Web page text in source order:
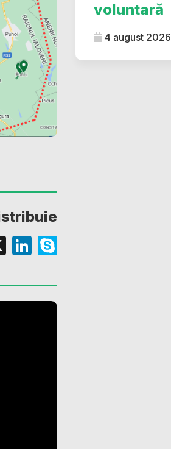
X LinkedIn
voluntară
4 august 2026